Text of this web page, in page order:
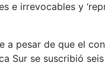
e irrevocables y
a pesar de que el
Sur se suscribió